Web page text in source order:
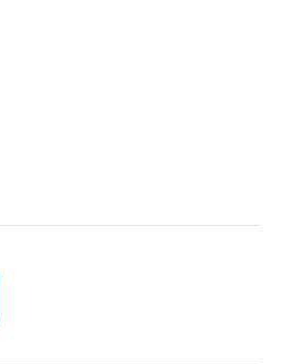
TWITTER YOUTUBE